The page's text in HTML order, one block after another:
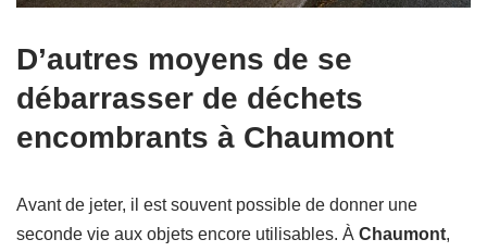
D’autres moyens de se
débarrasser de déchets
encombrants à Chaumont
Avant de jeter, il est souvent possible de donner une
seconde vie aux objets encore utilisables. À Chaumont,